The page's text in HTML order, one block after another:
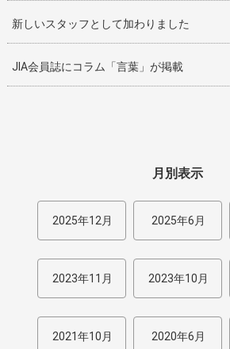
新しいスタッフとして加わりました
JIA会員誌にコラム「言葉」が掲載
月別表示
2025年12月 2025年6月
2023年11月 2023年10月
2021年10月 2020年6月